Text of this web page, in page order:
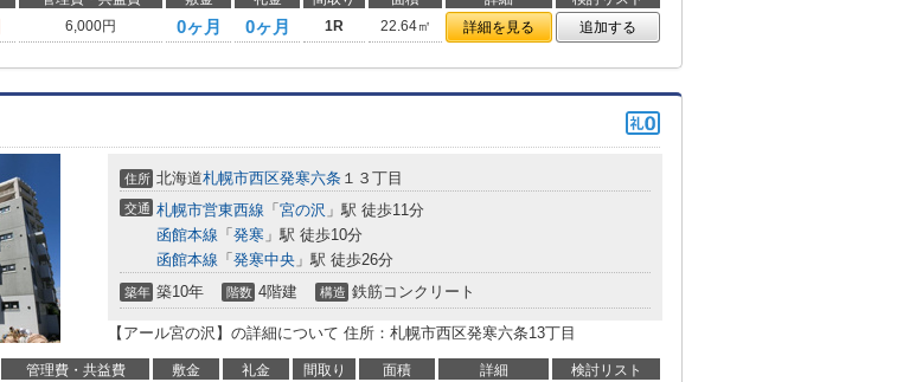
6,000円 0ヶ月 0ヶ月 1R 22.64㎡ 詳細を見る 追加する
住所 北海道札幌市西区発寒六条 １３丁目
交通 札幌市営東西線 「 宮の沢 」駅 徒歩11分
函館本線 「 発寒 」駅 徒歩10分
函館本線 「 発寒中央 」駅 徒歩26分
築年 築10年 階数 4階建 構造 鉄筋コンクリート
【アール宮の沢】の詳細について 住所：札幌市西区発寒六条13丁目
管理費・共益費 敷金 礼金 間取り 面積 詳細
検討リスト